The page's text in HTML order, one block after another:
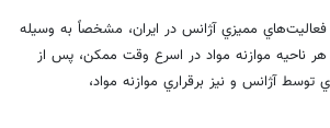
مميزي آژانس در ايران، مشخصاً به وسيله
هر ناحيه موازنه مواد در اسرع وقت ممكن، پس از
آژانس و نيز برقراري موازنه مواد،